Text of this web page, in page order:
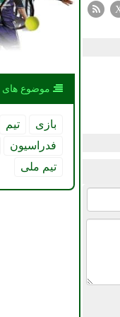
موضوع
بازی تیم
فدراسیون
تیم ملی